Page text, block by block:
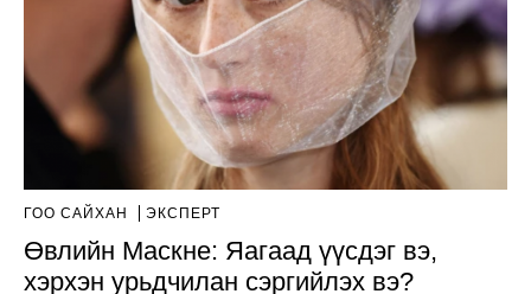
ГОО САЙХАН ЭКСПЕРТ
Өвлийн Маскне: Яагаад үүсдэг вэ,
хэрхэн урьдчилан сэргийлэх вэ?